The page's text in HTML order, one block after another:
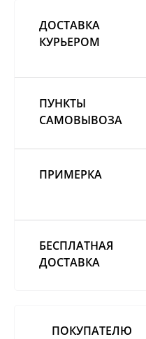
ДОСТАВКА
КУРЬЕРОМ
ПУНКТЫ
САМОВЫВОЗА
ПРИМЕРКА
БЕСПЛАТНАЯ
ДОСТАВКА
ПОКУПАТЕЛЮ